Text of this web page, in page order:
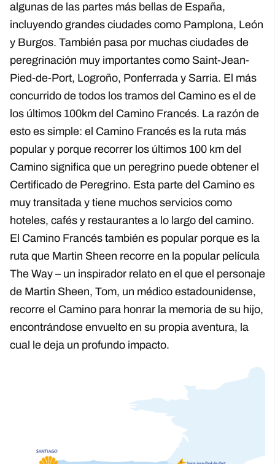
algunas de las partes más bellas de España,
incluyendo grandes ciudades como Pamplona, León
y Burgos. También pasa por muchas ciudades de
peregrinación muy importantes como Saint-Jean-
Pied-de-Port, Logroño, Ponferrada y Sarria. El más
concurrido de todos los tramos del Camino es el de
los últimos 100km del Camino Francés. La razón de
esto es simple: el Camino Francés es la ruta más
popular y porque recorrer los últimos 100 km del
Camino significa que un peregrino puede obtener el
Certificado de Peregrino. Esta parte del Camino es
muy transitada y tiene muchos servicios como
hoteles, cafés y restaurantes a lo largo del camino.
El Camino Francés también es popular porque es la
ruta que Martin Sheen recorre en la popular película
The Way – un inspirador relato en el que el personaje
de Martin Sheen, Tom, un médico estadounidense,
recorre el Camino para honrar la memoria de su hijo,
encontrándose envuelto en su propia aventura, la
cual le deja un profundo impacto.